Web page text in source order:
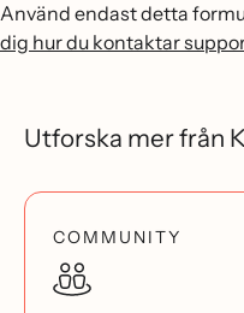
Använd endast detta
dig hur du kontaktar
Utforska mer från
COMMUNITY